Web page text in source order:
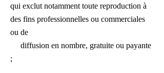
qui exclut notamment toute reproduction à
des fins professionnelles ou commerciales
ou de
diffusion en nombre, gratuite ou payante
;